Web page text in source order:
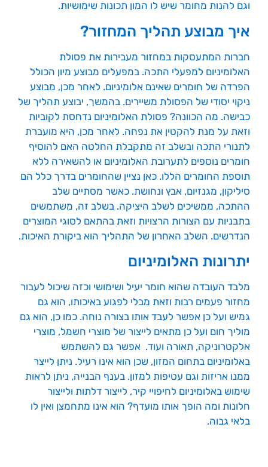
וגם להנות מחומר שיש לו המון תכונות שימושיות.
איך מבוצע תהליך המחזור?
חברות המתעסקות במחזור מעבירות את פסולת
האלומיניום למפעלי התכה. במפעלים מבוצע מיון הכולל
הפרדה של חומרים שאינם אלומיניום. לאחר מכן, מבוצע
ניקוי יסודי של הפסולת משיירים. בהמשך, יבוצע תהליך של
כבישה. מה הכוונה? פסולת האלומיניום נדחסת לקוביות
וזאת על מנת להקטין את נפחה. לאחר מכן, היא מועברת
לתנורי התכה ובשלב זה מתקבלת החלטה האם להוסיף
חומרים נוספים לתערובת האלומיניום או להשאירה ללא
תוספת החומרים הללו. כאן נציין שהחומרים בדרך כלל הם
סיליקון, מגנזיום, אבץ ונחושת. כאשר מסתיים שלב
ההתכה, ממשיכים לשלב היציקה. בשלב זה, משתמשים
בתבניות עם הצורות הרצויות וזאת בהתאם לסוגי המוצרים
הנדרשים. השלב האחרון של התהליך הוא ביקורת האיכות.
יתרונות האלומיניום
מלבד העובדה שהוא חומר יעיל ושימושי וכזה שיכול לעבור
מחזור פעמים רבות וזאת מבלי לפגוע באיכותו, הוא גם
גמיש ועל כן אפשר לעבד אותו בצורה נוחה. כמו כן, הוא גם
מוליך חום ועל כן מתאים לייצור של מוצרי חשמל, מוצרי
אלקטרוניקה, תאורה ועוד. אפשר גם להשתמש
באלומיניום בתחום המזון, שכן הוא אינו רעיל. ניתן לייצר
ממנו אריזות וגם עטיפות למזון. בענף הבנייה, ניתן לראות
שימוש באלומיניום לחיפויי קיר, לייצור דלתות ולייצור
חלונות ומה הופך אותו מועדף? הוא אינו מתחמצן ואין לו
בלאי גבוה.